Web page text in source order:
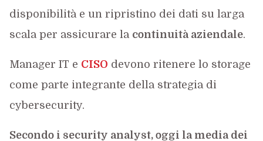
disponibilità e un ripristino dei dati su larga
scala per assicurare la continuità aziendale.
Manager IT e CISO devono ritenere lo storage
come parte integrante della strategia di
cybersecurity.
Secondo i security analyst, oggi la media dei